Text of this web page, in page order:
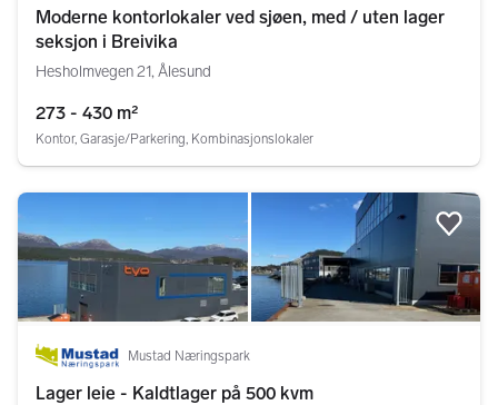
Moderne kontorlokaler ved sjøen, med / uten lager
seksjon i Breivika
Hesholmvegen 21, Ålesund
273 - 430 m²
Kontor, Garasje/Parkering, Kombinasjonslokaler
Mustad Næringspark
Lager leie - Kaldtlager på 500 kvm